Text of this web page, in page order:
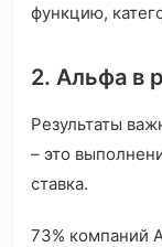
функцию,
2. Альфа в
Результаты
– это
ставка.
73% компаний